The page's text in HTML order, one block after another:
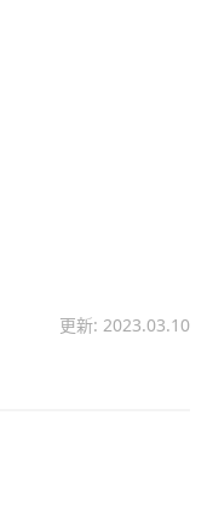
更新: 2023.03.10